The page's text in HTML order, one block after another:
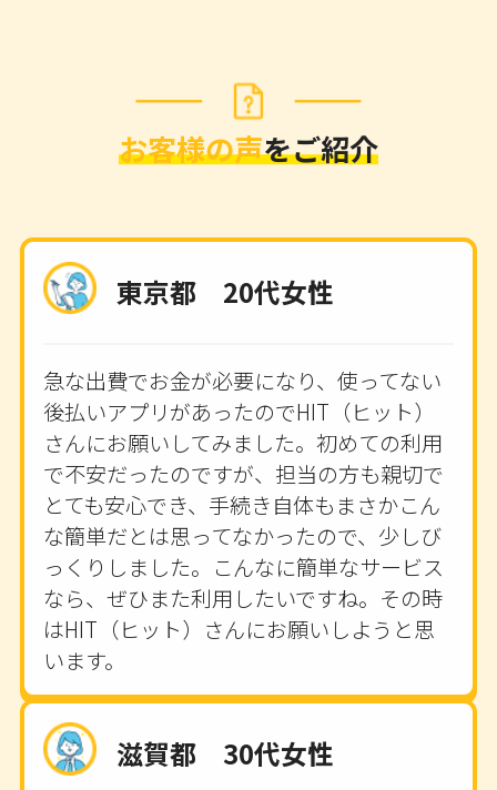
お客様の声をご紹介
東京都 20代女性
急な出費でお金が必要になり、使ってない
後払いアプリがあったのでHIT（ヒット）
さんにお願いしてみました。初めての利用
で不安だったのですが、担当の方も親切で
とても安心でき、手続き自体もまさかこん
な簡単だとは思ってなかったので、少しび
っくりしました。こんなに簡単なサービス
なら、ぜひまた利用したいですね。その時
はHIT（ヒット）さんにお願いしようと思
います。
滋賀都 30代女性